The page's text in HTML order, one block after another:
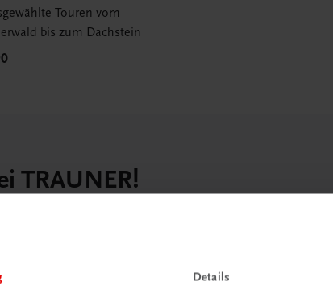
Details
Touren vom
bis zum Dachstein
TRAUNER!